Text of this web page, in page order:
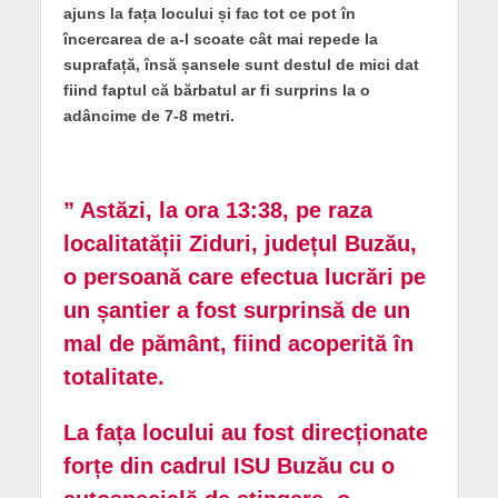
ajuns la fața locului și fac tot ce pot în
încercarea de a-l scoate cât mai repede la
suprafață, însă șansele sunt destul de mici dat
fiind faptul că bărbatul ar fi surprins la o
adâncime de 7-8 metri.
” Astăzi, la ora 13:38, pe raza
localitatății Ziduri, județul Buzău,
o persoană care efectua lucrări pe
un șantier a fost surprinsă de un
mal de pământ, fiind acoperită în
totalitate.
La fața locului au fost direcționate
forțe din cadrul ISU Buzău cu o